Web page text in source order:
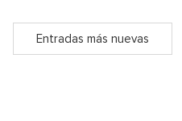
Entradas más nuevas